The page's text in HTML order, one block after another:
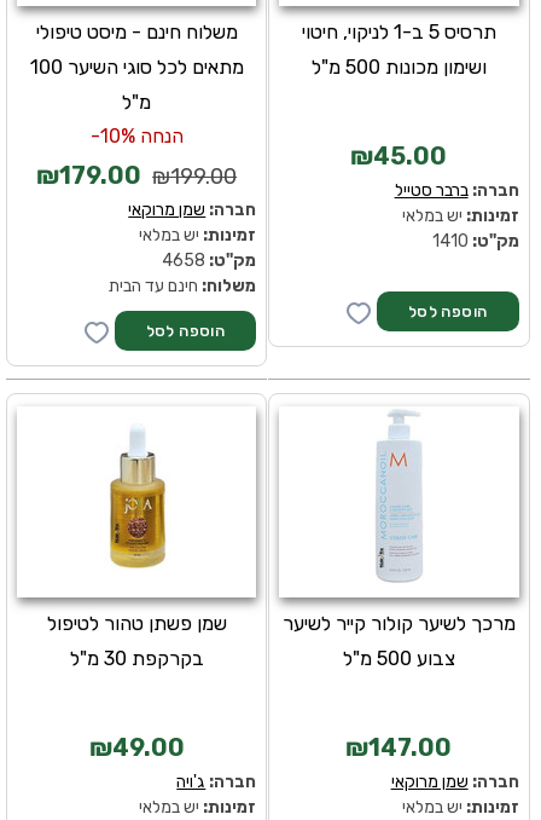
משלוח חינם - מיסט טיפולי
מתאים לכל סוגי השיער 100
מ"ל
הנחה 10%-
₪199.00
₪179.00
חברה: שמן מרוקאי
זמינות: יש במלאי
מק''ט:
משלוח: חינם עד הבית
תרסיס 5 ב-1 לניקוי, חיטוי
ושימון מכונות 500 מ"ל
₪45.00
חברה:ברבר סטייל
זמינות: יש במלאי
מק''ט:
שמן פשתן טהור לטיפול
בקרקפת 30 מ"ל
₪49.00
חברה: ג'ויה
זמינות: יש במלאי
מרכך לשיער קולור קייר לשיער
צבוע 500 מ"ל
₪147.00
חברה: שמן מרוקאי
זמינות: יש במלאי